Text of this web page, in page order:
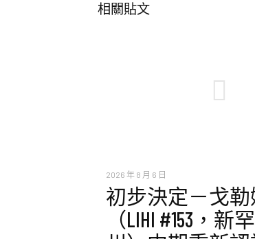
相關貼文
2026 年 8 月 6 日
初步決定－戈
（LIHI #153，新